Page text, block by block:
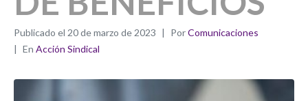
Publicado el 20 de marzo de 2023 PorComunicaciones
En Acción Sindical